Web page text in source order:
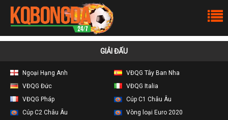
GIẢI ĐẤU
Ngoại Hạng Anh
VĐQG Tây Ban Nha
VĐQG Đức
VĐQG Italia
VĐQG Pháp
Cúp C1 Châu Âu
Cúp C2 Châu Âu
Vòng loại Euro 2020